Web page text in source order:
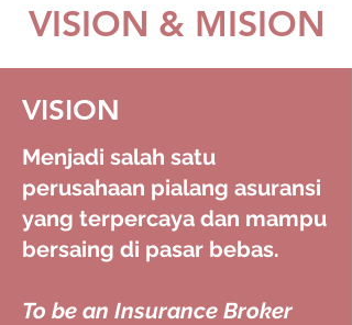
VISION & MISION
VISION
Menjadi salah satu
perusahaan pialang asuransi
yang terpercaya dan mampu
bersaing di pasar bebas.
To be an Insurance Broker